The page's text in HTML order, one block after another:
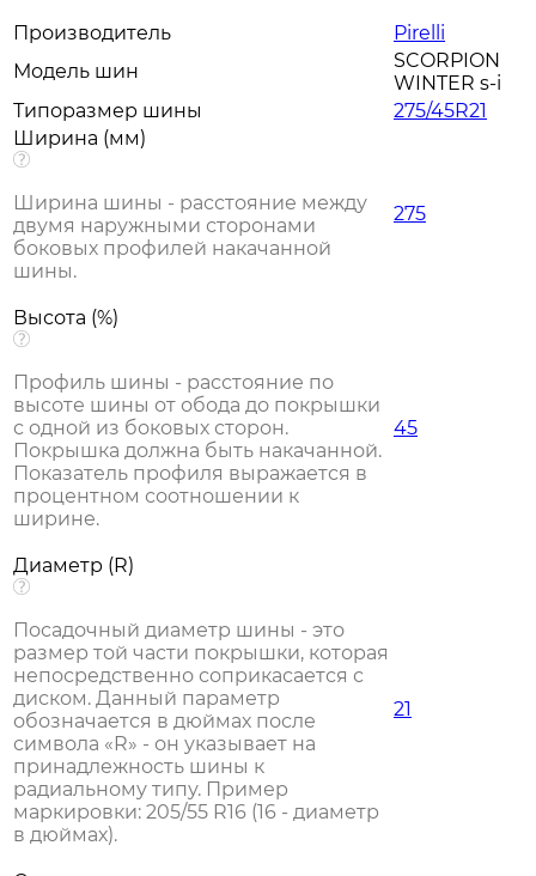
Производитель
Pirelli
Модель шин
SCORPION
WINTER s-i
Типоразмер шины
275/45R21
Ширина (мм)
Ширина шины - расстояние между
двумя наружными сторонами
боковых профилей накачанной
шины.
275
Высота (%)
Профиль шины - расстояние по
высоте шины от обода до покрышки
с одной из боковых сторон.
Покрышка должна быть накачанной.
Показатель профиля выражается в
процентном соотношении к
ширине.
45
Диаметр (R)
Посадочный диаметр шины - это
размер той части покрышки, которая
непосредственно соприкасается с
диском. Данный параметр
обозначается в дюймах после
символа «R» - он указывает на
принадлежность шины к
радиальному типу. Пример
маркировки: 205/55 R16 (16 - диаметр
в дюймах).
21